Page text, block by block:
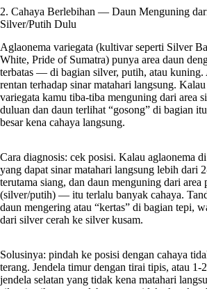
2. Cahaya Berlebihan — Daun Menguning
Silver/Putih Dulu
Aglaonema variegata (kultivar seperti Silver
White, Pride of Sumatra) punya area daun
terbatas — di bagian silver, putih, atau kuning.
rentan terhadap sinar matahari langsung.
variegata kamu tiba-tiba menguning dari area
duluan dan daun terlihat “gosong” di bagian
besar kena cahaya langsung.
Cara diagnosis: cek posisi. Kalau aglaonema
yang dapat sinar matahari langsung lebih dari
terutama siang, dan daun menguning dari area
(silver/putih) — itu terlalu banyak cahaya.
daun mengering atau “kertas” di bagian tepi,
dari silver cerah ke silver kusam.
Solusinya: pindah ke posisi dengan cahaya
terang. Jendela timur dengan tirai tipis, atau 1-
jendela selatan yang tidak kena matahari